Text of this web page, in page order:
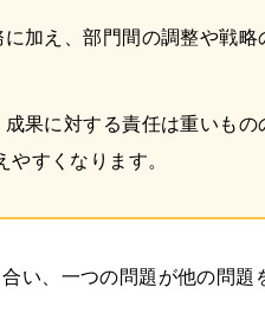
加え、部門間の調整や戦
成果に対する責任は重いも
すくなります。
い、一つの問題が他の問